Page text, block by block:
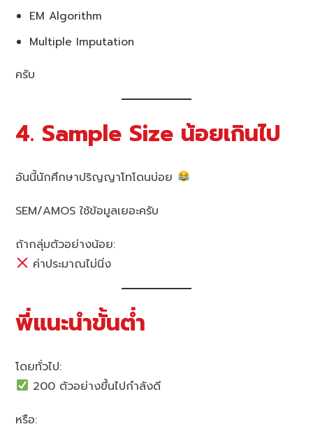
EM Algorithm
Multiple Imputation
ครับ
4. Sample Size น้อยเกินไป
อันนี้นักศึกษาปริญญาโทโดนบ่อย
SEM/AMOS ใช้ข้อมูลเยอะครับ
ถ้ากลุ่มตัวอย่างน้อย:
ค่าประมาณไม่นิ่ง
พี่แนะนำขั้นต่ำ
โดยทั่วไป:
200 ตัวอย่างขึ้นไปกำลังดี
หรือ: